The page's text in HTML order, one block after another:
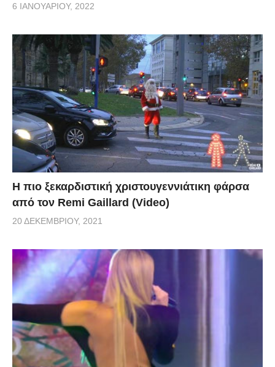
6 ΙΑΝΟΥΑΡΊΟΥ, 2022
Η πιο ξεκαρδιστική χριστουγεννιάτικη φάρσα
από τον Remi Gaillard (Video)
20 ΔΕΚΕΜΒΡΊΟΥ, 2021